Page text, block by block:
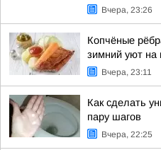
Вчера, 23:26
Копчёные
зимний уют на
Вчера, 23:11
Как сделать
пару шагов
Вчера, 22:25